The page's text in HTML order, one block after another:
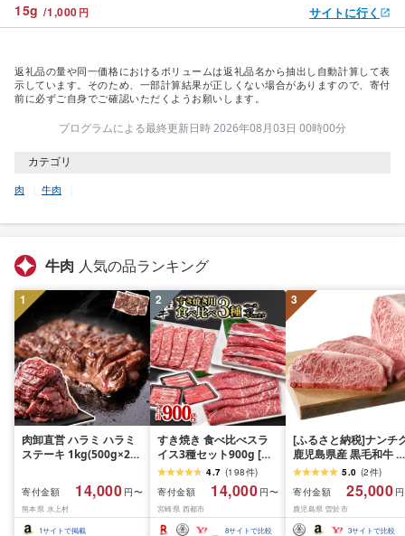
15g /1,000 円 サイトに行く
返礼品の量や同一価格におけるボリュームは返礼品名から抽出し自動計算して表
示しています。そのため、一部計算結果が正しくない場合がありますので、寄付
前に必ずご自身でご確認いただくようお願いします。
プログラムによる最終更新日時 2026年08月03日 00時00分
カテゴリ
肉 牛肉
牛肉 人気の品ランキング
1
肉卸直営 ハラミ ハラミ
ステーキ 1kg(500g×2パ
らみ 牛はらみ 厚切りハ
ラミ 肉 牛肉 [肉卸厳選
究極の多汁感 極厚ハラ
ミステーキ1kg] (1kg, 1,
寄付金額 14,000 円〜
熊本県 水上村
1サイトで掲載
2
すき焼き 食べ比べスラ
イス3種セット900g [グ
ランプリ受賞]小分け ロ
ース バラ モモorカタ 牛
肉 鉄板焼肉 焼きしゃぶ
すき焼き肉 [14-10a]リピ
ーター続出!! 肉ランキン
4.7 (198件)
寄付金額
14,000 円〜
宮崎県 西都市
8サイトで比較
3
[ふるさと納税]ナンチ
鹿児島県産 黒毛和牛
ースステーキ 4枚・計
5.0 (2件)
寄付金額
25,000
鹿児島県 曽於市
3サイトで比較